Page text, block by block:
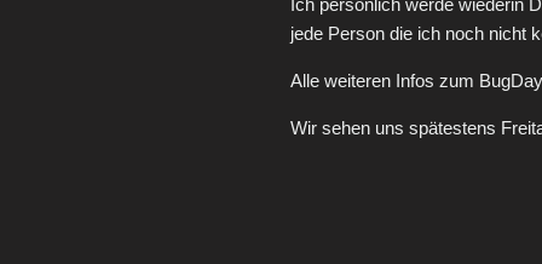
Ich persönlich werde wiederin
jede Person die ich noch nicht
Alle weiteren Infos zum
Wir sehen uns spätestens